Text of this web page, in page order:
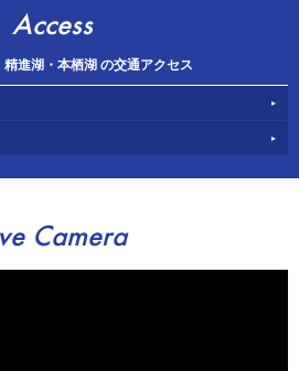
Access
進湖・本栖湖 の交通アクセス
Camera